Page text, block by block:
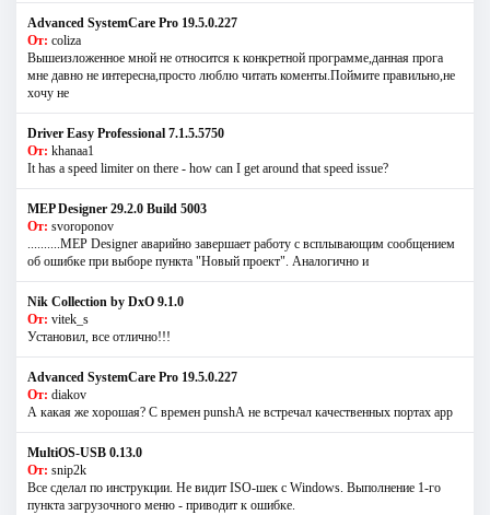
Advanced SystemCare Pro 19.5.0.227
От: coliza
Вышеизложенное мной не относится к конкретной программе,данная прога
мне давно не интересна,просто люблю читать коменты.Поймите правильно,не
хочу не
Driver Easy Professional 7.1.5.5750
От: khanaa1
It has a speed limiter on there - how can I get around that speed issue?
MEP Designer 29.2.0 Build 5003
От: svoroponov
..........MEP Designer аварийно завершает работу с всплывающим сообщением
об ошибке при выборе пункта "Новый проект". Аналогично и
Nik Collection by DxO 9.1.0
От: vitek_s
Установил, все отлично!!!
Advanced SystemCare Pro 19.5.0.227
От: diakov
А какая же хорошая? С времен punshА не встречал качественных портах app
MultiOS-USB 0.13.0
От: snip2k
Все сделал по инструкции. Не видит ISO-шек с Windows. Выполнение 1-го
пункта загрузочного меню - приводит к ошибке.